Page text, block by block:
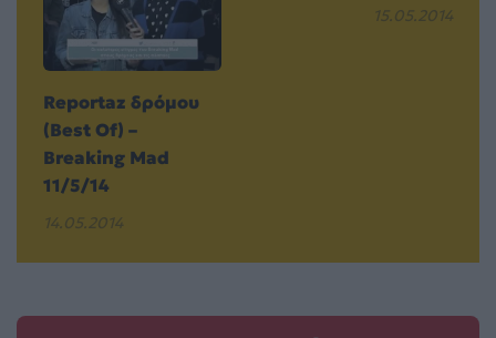
Reportaz δρόμου
(Best Of) –
Breaking Mad
11/5/14
14.05.2014
15.05.2014